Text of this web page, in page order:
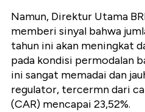
Namun, Direktur Utama
memberi sinyal bahwa
tahun ini akan meningkat
pada kondisi permodalan
ini sangat memadai dan
regulator, tercermn dari
(CAR) mencapai 23,52%.